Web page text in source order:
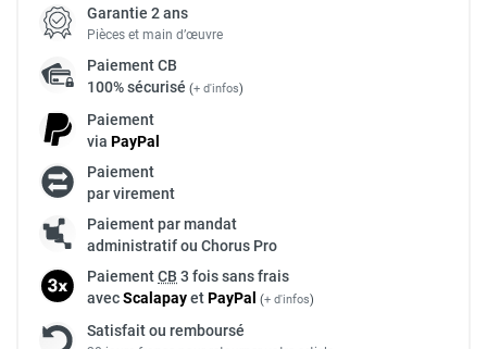
Garantie 2 ans
Pièces et main d’œuvre
PaiementCB
100% sécurisé (+ d'infos)
Paiement
via PayPal
Paiement
par virement
Paiement par mandat
administratif ou Chorus Pro
PaiementCB 3 fois sans frais
avecScalapayetPayPal (+ d'infos)
Satisfait ou remboursé